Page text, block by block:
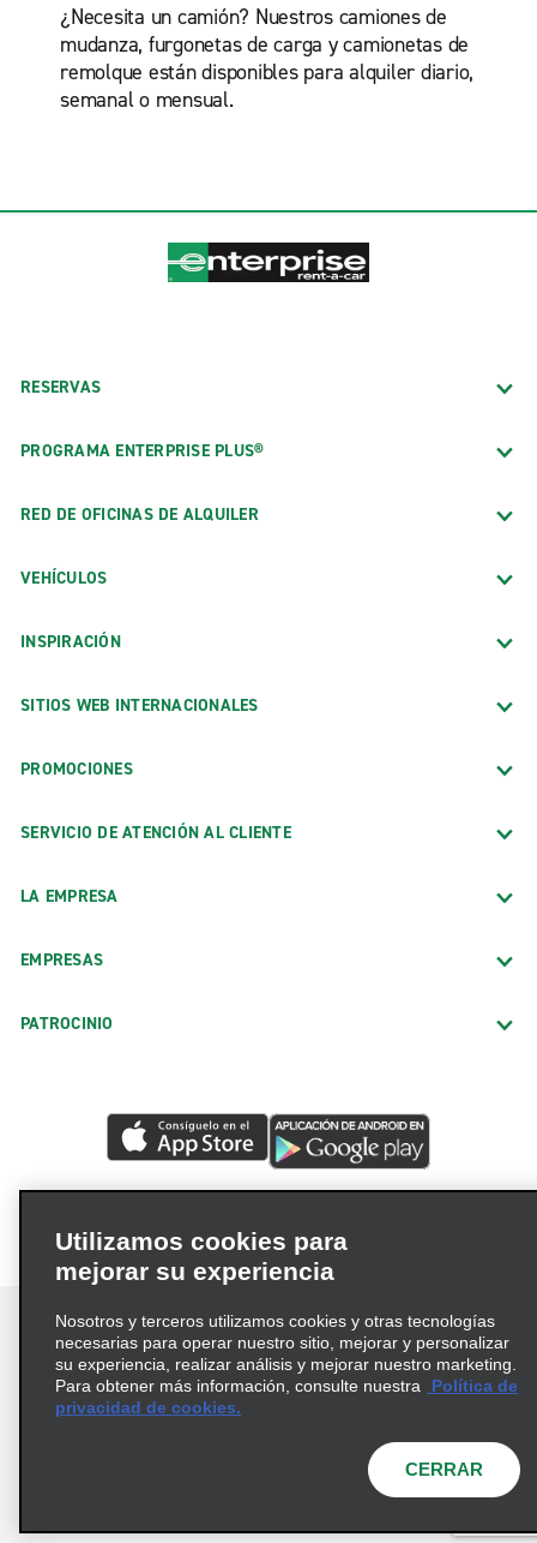
¿Necesita un camión? Nuestros camiones de
mudanza, furgonetas de carga y camionetas de
remolque están disponibles para alquiler diario,
semanal o mensual.
RESERVAS
PROGRAMA ENTERPRISE PLUS®
RED DE OFICINAS DE ALQUILER
VEHÍCULOS
INSPIRACIÓN
SITIOS WEB INTERNACIONALES
PROMOCIONES
SERVICIO DE ATENCIÓN AL CLIENTE
LA EMPRESA
EMPRESAS
PATROCINIO
Términos de uso
Política de privacidad
© 2026 Enterprise Holdings, Inc. Todos los derechos
Utilizamos cookies para
mejorar su experiencia
Nosotros y terceros utilizamos cookies y otras tecnologías
necesarias para operar nuestro sitio, mejorar y personalizar
su experiencia, realizar análisis y mejorar nuestro marketing.
Para obtener más información, consulte nuestra
Política de
privacidad de cookies.
CERRAR